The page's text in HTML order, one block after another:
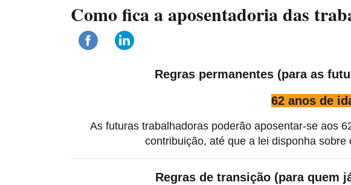
Como fica a aposentadoria das
Regras permanentes (para as
62 anos de
As futuras trabalhadoras poderão aposentar-se aos
contribuição, até que a lei disponha
Regras de transição (para quem